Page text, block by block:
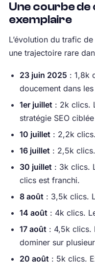
Une courbe
exemplaire
L’évolution du trafic
une trajectoire rare
23 juin 2025 : 1,8k
doucement dans
1er juillet: 2k clics.
stratégie SEO
10 juillet: 2,2k
16 juillet: 2,5k clics.
30 juillet: 3k clics.
clics est franchi.
8 août: 3,5k clics.
14 août: 4k clics.
17 août: 4,5k clics.
dominer sur
20 août: 5k clics.